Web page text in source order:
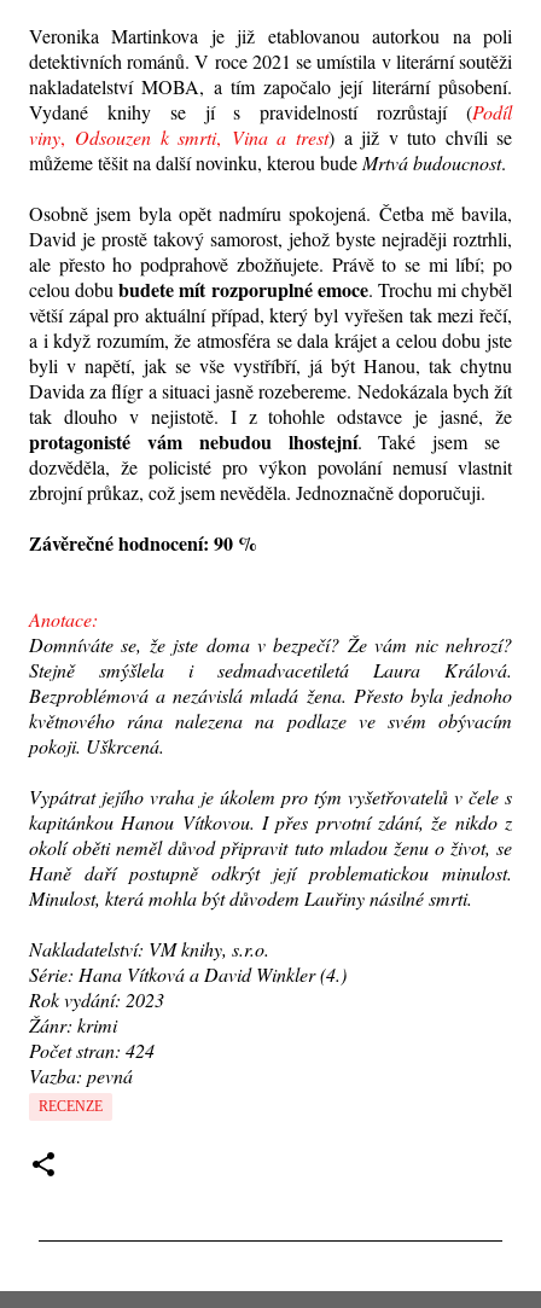
Veronika Martinkova je již etablovanou autorkou na poli
detektivních románů. V roce 2021 se umístila v literární soutěži
nakladatelství MOBA, a tím započalo její literární působení.
Vydané knihy se jí s pravidelností rozrůstají (Podíl
viny, Odsouzen k smrti, Vina a trest) a již v tuto chvíli se
můžeme těšit na další novinku, kterou bude Mrtvá budoucnost.
Osobně jsem byla opět nadmíru spokojená. Četba mě bavila,
David je prostě takový samorost, jehož byste nejraději roztrhli,
ale přesto ho podprahově zbožňujete. Právě to se mi líbí; po
celou dobubudete mít rozporuplné emoce. Trochu mi chyběl
větší zápal pro aktuální případ, který byl vyřešen tak mezi řečí,
a i když rozumím, že atmosféra se dala krájet a celou dobu jste
byli v napětí, jak se vše vystříbří, já být Hanou, tak chytnu
Davida za flígr a situaci jasně rozebereme. Nedokázala bych žít
tak dlouho v nejistotě. I z tohohle odstavce je jasné, že
protagonisté vám nebudou lhostejní. Také jsem se
dozvěděla, že policisté pro výkon povolání nemusí vlastnit
zbrojní průkaz, což jsem nevěděla. Jednoznačně doporučuji.
Závěrečné hodnocení: 90 %
Anotace:
Domníváte se, že jste doma v bezpečí? Že vám nic nehrozí?
Stejně smýšlela i sedmadvacetiletá Laura Králová.
Bezproblémová a nezávislá mladá žena. Přesto byla jednoho
květnového rána nalezena na podlaze ve svém obývacím
pokoji. Uškrcená.
Vypátrat jejího vraha je úkolem pro tým vyšetřovatelů v čele s
kapitánkou Hanou Vítkovou. I přes prvotní zdání, že nikdo z
okolí oběti neměl důvod připravit tuto mladou ženu o život, se
Haně daří postupně odkrýt její problematickou minulost.
Minulost, která mohla být důvodem Lauřiny násilné smrti.
Nakladatelství: VM knihy, s.r.o.
Série: Hana Vítková a David Winkler (4.)
Rok vydání: 2023
Žánr: krimi
Počet stran: 424
Vazba: pevná
RECENZE